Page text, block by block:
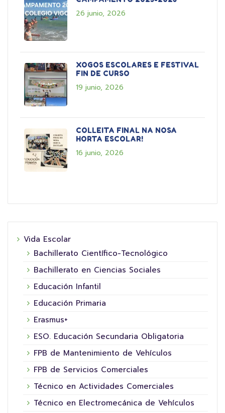
26 junio, 2026
XOGOS ESCOLARES E FESTIVAL
FIN DE CURSO
19 junio, 2026
COLLEITA FINAL NA NOSA
HORTA ESCOLAR!
16 junio, 2026
Vida Escolar
Bachillerato Científico-Tecnológico
Bachillerato en Ciencias Sociales
Educación Infantil
Educación Primaria
Erasmus+
ESO. Educación Secundaria Obligatoria
FPB de Mantenimiento de Vehículos
FPB de Servicios Comerciales
Técnico en Actividades Comerciales
Técnico en Electromecánica de Vehículos